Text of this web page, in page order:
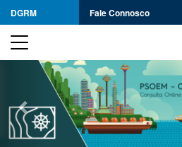
DGRM Fale Connosco
Previous